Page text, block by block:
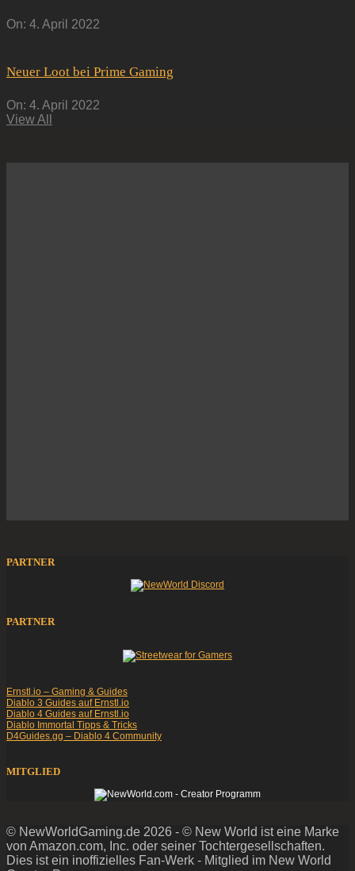
On: 4. April 2022
Neuer Loot bei Prime Gaming
On: 4. April 2022
View All
PARTNER
PARTNER
Ernstl.io – Gaming & Guides
Diablo 3 Guides auf Ernstl.io
Diablo 4 Guides auf Ernstl.io
Diablo Immortal Tipps & Tricks
D4Guides.gg – Diablo 4 Community
MITGLIED
© NewWorldGaming.de 2026 - © New World ist eine Marke
von Amazon.com, Inc. oder seiner Tochtergesellschaften.
Dies ist ein inoffizielles Fan-Werk - Mitglied im New World